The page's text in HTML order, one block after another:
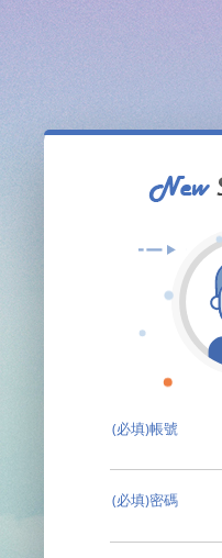
(必填)帳號
(必填)密碼